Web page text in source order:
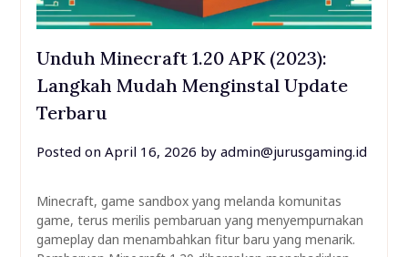
Unduh Minecraft 1.20 APK (2023):
Langkah Mudah Menginstal Update
Terbaru
Posted on April 16, 2026 by admin@jurusgaming.id
Minecraft, game sandbox yang melanda komunitas
game, terus merilis pembaruan yang menyempurnakan
gameplay dan menambahkan fitur baru yang menarik.